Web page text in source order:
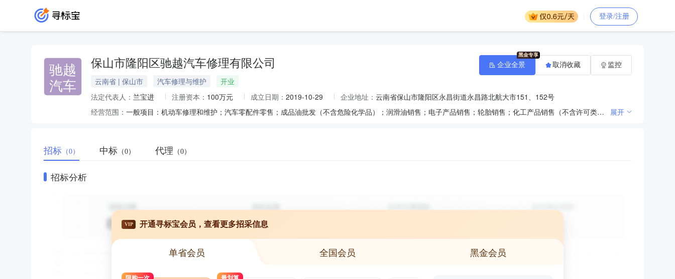
登录/注册
驰越
汽车
保山市隆阳区驰越汽车修理有限公司
云南省 | 保山市 汽车修理与维护
开业
法定代表人： 兰宝进 注册资本： 100万元 成立日期： 2019-10-29 企业地址： 云南省保山市隆阳区永昌街道永昌路北航大市151、152号
经营范围：
一般项目：机动车修理和维护；汽车零配件零售；成品油批发（不含危险化学品）；润滑油销售；电子产品销售；轮胎销售；化工产品销售（不含许可类化工产品）；五金产品零售；机械零件、零部件销售；日用品销售（除依法须经批准的项目外，凭营业执照依法自主开展经营活动）。 展开
企业全景 取消收藏 监控
招标 （0） 中标 （0） 代理 （0）
招标分析
VIP 开通寻标宝会员，查看更多招采信息
单省会员 全国会员 黑金会员